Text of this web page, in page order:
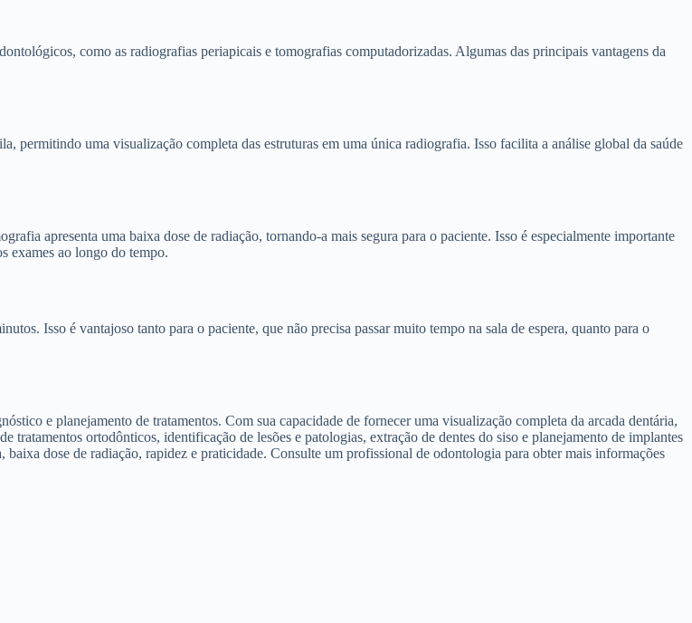
como as radiografias periapicais e tomografias computadorizadas. Algumas das principais vantagens da
permitindo uma visualização completa das estruturas em uma única radiografia. Isso facilita a análise global da saúde
apresenta uma baixa dose de radiação, tornando-a mais segura para o paciente. Isso é especialmente importante
exames ao longo do tempo.
Isso é vantajoso tanto para o paciente, que não precisa passar muito tempo na sala de espera, quanto para o
e planejamento de tratamentos. Com sua capacidade de fornecer uma visualização completa da arcada dentária,
ortodônticos, identificação de lesões e patologias, extração de dentes do siso e planejamento de implantes
dose de radiação, rapidez e praticidade. Consulte um profissional de odontologia para obter mais informações